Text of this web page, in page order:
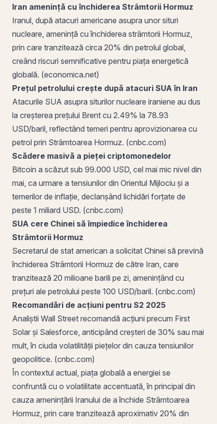
Iran amenință cu închiderea Strâmtorii Hormuz
Iranul, după atacuri americane asupra unor situri
nucleare, amenință cu închiderea strâmtorii Hormuz,
prin care tranzitează circa 20% din petrolul global,
creând riscuri semnificative pentru piața energetică
globală. (economica.net)
Prețul petrolului crește după atacuri SUA în Iran
Atacurile SUA asupra siturilor nucleare iraniene au dus
la creșterea prețului Brent cu 2.49% la 78.93
USD/baril, reflectând temeri pentru aprovizionarea cu
petrol prin Strâmtoarea Hormuz. (cnbc.com)
Scădere masivă a pieței criptomonedelor
Bitcoin a scăzut sub 99.000 USD, cel mai mic nivel din
mai, ca urmare a tensiunilor din Orientul Mijlociu și a
temerilor de inflație, declanșând lichidări forțate de
peste 1 miliard USD. (cnbc.com)
SUA cere Chinei să împiedice închiderea
Strâmtorii Hormuz
Secretarul de stat american a solicitat Chinei să prevină
închiderea Strâmtorii Hormuz de către Iran, care
tranzitează 20 milioane barili pe zi, amenințând cu
prețuri ale petrolului peste 100 USD/baril. (cnbc.com)
Recomandări de acțiuni pentru S2 2025
Analiștii Wall Street recomandă acțiuni precum First
Solar și Salesforce, anticipând creșteri de 30% sau mai
mult, în ciuda volatilității piețelor din cauza tensiunilor
geopolitice. (cnbc.com)
În contextul actual, piața globală a energiei se
confruntă cu o volatilitate accentuată, în principal din
cauza amenințării Iranului de a închide Strâmtoarea
Hormuz, prin care tranzitează aproximativ 20% din